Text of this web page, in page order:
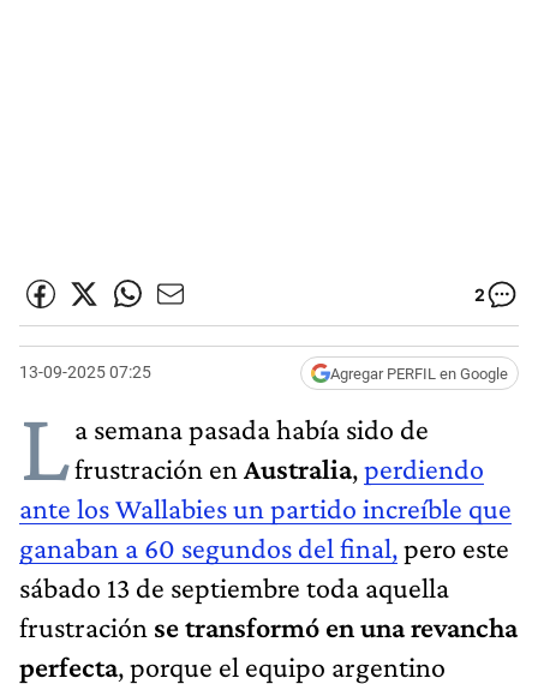
2
13-09-2025 07:25 Agregar PERFIL en Google
La semana pasada había sido de
frustración en Australia,perdiendo
ante los Wallabies un partido increíble que
ganaban a 60 segundos del final,pero este
sábado 13 de septiembre toda aquella
frustración se transformó en una revancha
perfecta, porque el equipo argentino